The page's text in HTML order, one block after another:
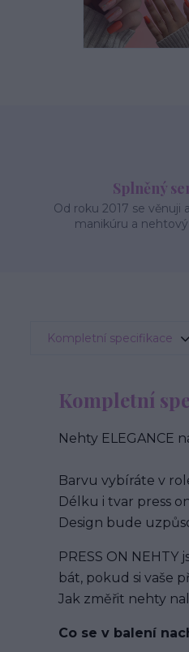
Splněný
Od roku 2017 se věnuji
manikúru a
Kompletní specifikace
Kompletní
Nehty ELEGANCE
Barvu vybíráte v
Délku i tvar press
Design bude
PRESS ON
bát, pokud si vaše
Jak změřit nehty
Co se v balení